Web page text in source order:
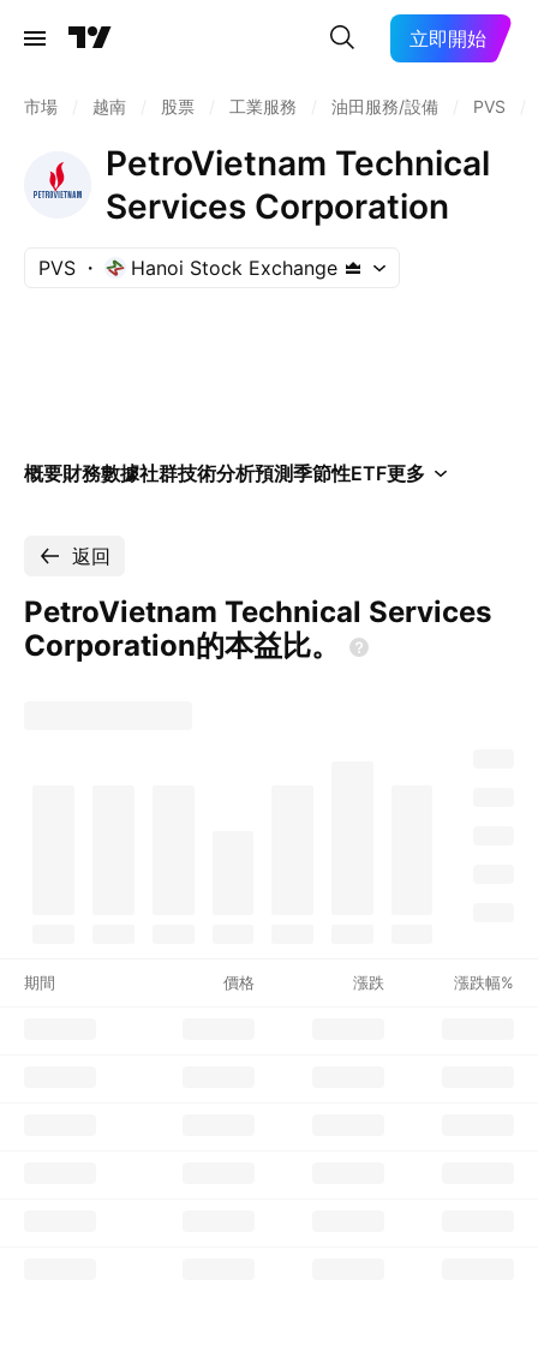
立即開始
市場 越南 股票 工業服務 油田服務/設備 PVS
PetroVietnam Technical
Services Corporation
PVS Hanoi Stock Exchange
概要財務數據社群技術分析預測季節性ETF更多
返回
PetroVietnam Technical Services
Corporation的本益比。
期間 價格 漲跌 漲跌幅%